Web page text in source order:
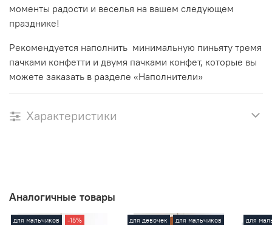
моменты радости и веселья на вашем следующем
празднике!
Рекомендуется наполнить минимальную пиньяту тремя
пачками конфетти и двумя пачками конфет, которые вы
можете заказать в разделе «Наполнители»
Характеристики
Аналогичные товары
для мальчиков -15% для девочек
для мальчиков
для